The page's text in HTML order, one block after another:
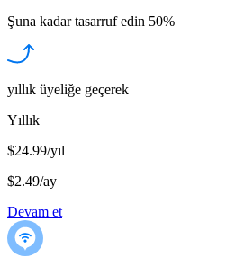
Şuna kadar tasarruf edin 50%
yıllık üyeliğe geçerek
Yıllık
$24.99/yıl
$2.49/ay
Devam et